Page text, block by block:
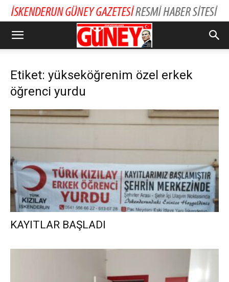
Etiket: yükseköğrenim özel erkek
öğrenci yurdu
KAYITLAR BAŞLADI